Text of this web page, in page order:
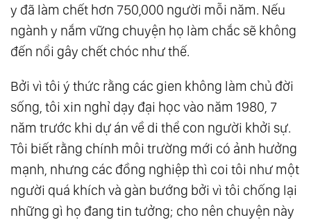
y đã làm chết hơn 750,000 người mỗi năm. Nếu
ngành y nắm vững chuyện họ làm chắc sẽ không
đến nổi gây chết chóc như thế.
Bởi vì tôi ý thức rằng các gien không làm chủ đời
sống, tôi xin nghỉ dạy đại học vào năm 1980, 7
năm trước khi dự án về di thể con người khởi sự.
Tôi biết rằng chính môi trường mới có ảnh hưởng
mạnh, nhưng các đồng nghiệp thì coi tôi như một
người quá khích và gàn bướng bởi vì tôi chống lại
những gì họ đang tin tưởng; cho nên chuyện này